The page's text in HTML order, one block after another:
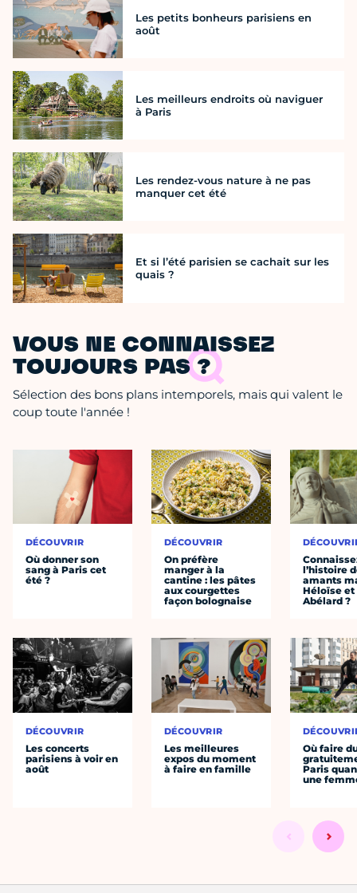
Les petits bonheurs parisiens en
août
Les meilleurs endroits où naviguer
à Paris
Les rendez-vous nature à ne pas
manquer cet été
Et si l’été parisien se cachait sur les
quais ?
VOUS NE CONNAISSEZ
TOUJOURS PAS ?
Sélection des bons plans intemporels, mais qui valent le
coup toute l'année !
DÉCOUVRIR
Où donner son
sang à Paris cet
été ?
DÉCOUVRIR
Les concerts
parisiens à voir en
août
DÉCOUVRIR
On préfère
manger à la
cantine : les pâtes
aux courgettes
façon bolognaise
DÉCOUVRIR
Les meilleures
expos du moment
à faire en famille
l’histoire
amants
Héloïse et
Abélard ?
Où faire
Paris
une